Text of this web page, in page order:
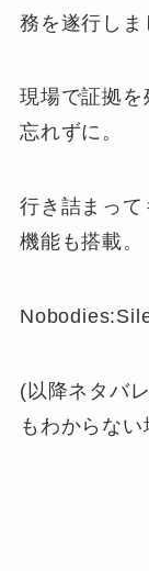
務を遂行しま
現場で証拠を
忘れずに。
行き詰まって
機能も搭載。
(以降ネタバ
もわからな